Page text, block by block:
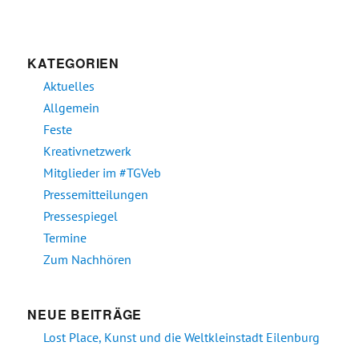
KATEGORIEN
Aktuelles
Allgemein
Feste
Kreativnetzwerk
Mitglieder im #TGVeb
Pressemitteilungen
Pressespiegel
Termine
Zum Nachhören
NEUE BEITRÄGE
Lost Place, Kunst und die Weltkleinstadt Eilenburg